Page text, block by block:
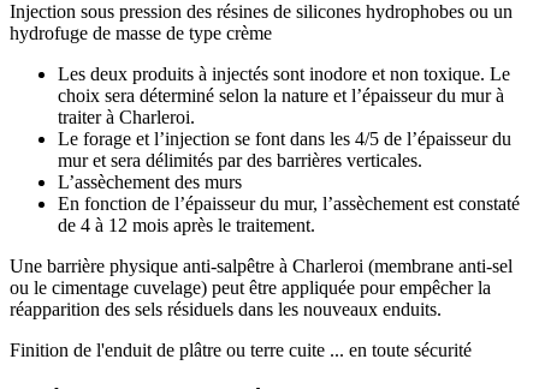
Injection sous pression des résines de silicones hydrophobes ou un
hydrofuge de masse de type crème
Les deux produits à injectés sont inodore et non toxique. Le
choix sera déterminé selon la nature et l’épaisseur du mur à
traiter à Charleroi.
Le forage et l’injection se font dans les 4/5 de l’épaisseur du
mur et sera délimités par des barrières verticales.
L’assèchement des murs
En fonction de l’épaisseur du mur, l’assèchement est constaté
de 4 à 12 mois après le traitement.
Une barrière physique anti-salpêtre à Charleroi (membrane anti-sel
ou le cimentage cuvelage) peut être appliquée pour empêcher la
réapparition des sels résiduels dans les nouveaux enduits.
Finition de l'enduit de plâtre ou terre cuite ... en toute sécurité